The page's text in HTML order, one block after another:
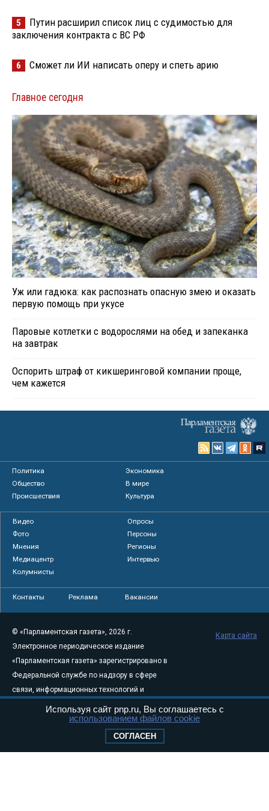
5
Путин расширил список лиц с судимостью для
заключения контракта с ВС РФ
6 Сможет ли ИИ написать оперу и спеть арию
Главное сегодня
Уж или гадюка: как распознать опасную змею и оказать
первую помощь при укусе
Паровые котлетки с водорослями на обед и запеканка
на завтрак
Оспорить штраф от кикшеринговой компании проще,
чем кажется
Политика
Экономика
Общество
В мире
Происшествия
Культура
Видео
Опросы
Фото
Персоны
Мнения
Регионы
Медиацентр
Интервью
Колумнисты
Контакты Реклама Вакансии
© «Парламентская газета», 2026 г.
Электронное периодическое издание
«Парламентская газета» зарегистрировано в
Федеральной службе по надзору в сфере
связи, информационных технологий и
массовых коммуникаций (Роскомнадзор) 05
августа 2011 года. 18+
Свидетельство о регистрации Эл № ФС77-
Карта сайта
Используя сайт pnp.ru, Вы соглашаетесь с
использованием файлов cookie
СОГЛАСЕН